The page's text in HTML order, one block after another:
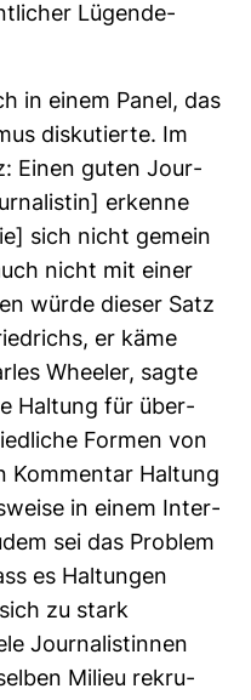
Lügen­de­
in einem Panel, das
dis­ku­tierte. Im
Einen guten Jour­
erkenne
sich nicht gemein
nicht mit einer
würde dieser Satz
er käme
Wheeler, sagte
Hal­tung für über­
Formen von
Kom­mentar Hal­tung
in einem Inter­
sei das Pro­blem
es Hal­tungen
zu stark
Jour­na­lis­tinnen
Milieu rekru­